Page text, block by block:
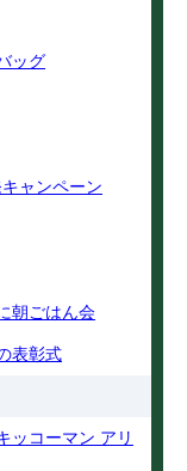
ッグ
ャンペーン
朝ごはん会
表彰式
ッコーマン アリ